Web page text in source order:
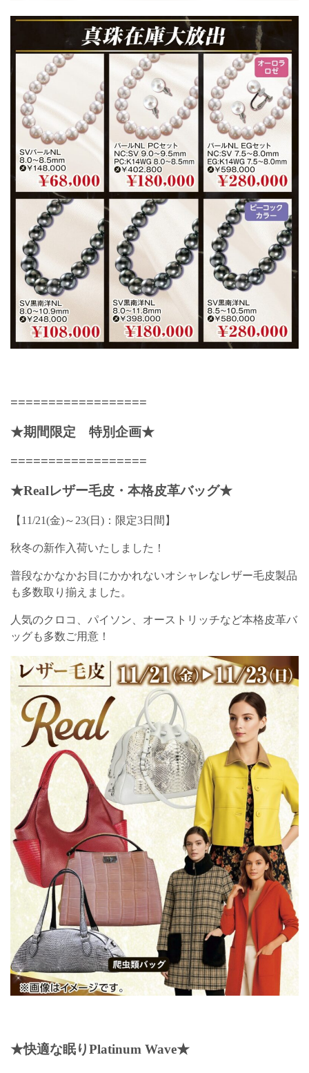
==================
★期間限定 特別企画★
==================
★Realレザー毛皮・本格皮革バッグ★
【11/21(金)～23(日)：限定3日間】
秋冬の新作入荷いたしました！
普段なかなかお目にかかれないオシャレなレザー毛皮製品
も多数取り揃えました。
人気のクロコ、パイソン、オーストリッチなど本格皮革バ
ッグも多数ご用意！
★快適な眠りPlatinum Wave★